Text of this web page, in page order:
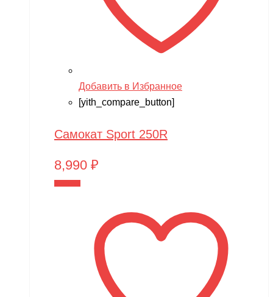
Добавить в Избранное
[yith_compare_button]
Самокат Sport 250R
8,990 ₽